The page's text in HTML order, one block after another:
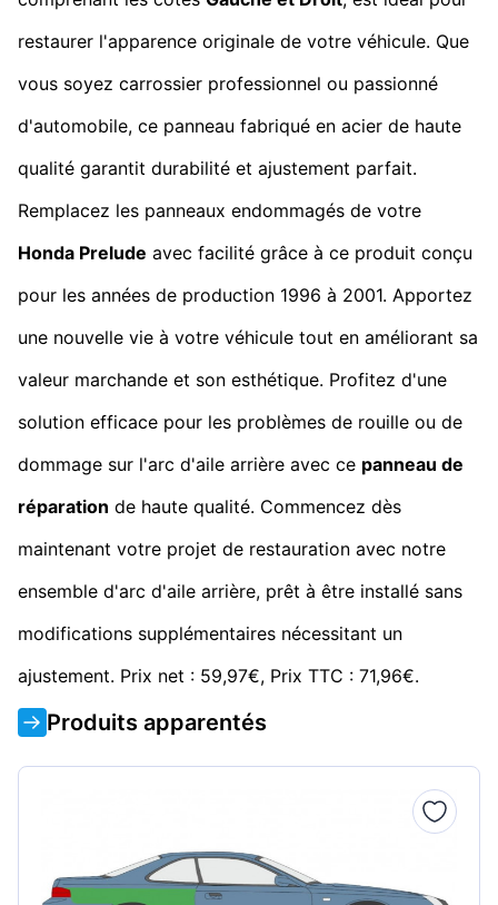
restaurer l'apparence originale de votre véhicule. Que
vous soyez carrossier professionnel ou passionné
d'automobile, ce panneau fabriqué en acier de haute
qualité garantit durabilité et ajustement parfait.
Remplacez les panneaux endommagés de votre
Honda Prelude avec facilité grâce à ce produit conçu
pour les années de production 1996 à 2001. Apportez
une nouvelle vie à votre véhicule tout en améliorant sa
valeur marchande et son esthétique. Profitez d'une
solution efficace pour les problèmes de rouille ou de
dommage sur l'arc d'aile arrière avec ce panneau de
réparation de haute qualité. Commencez dès
maintenant votre projet de restauration avec notre
ensemble d'arc d'aile arrière, prêt à être installé sans
modifications supplémentaires nécessitant un
ajustement. Prix net : 59,97€, Prix TTC : 71,96€.
Produits apparentés